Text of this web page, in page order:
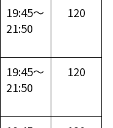
19:45～
21:50
120
19:45～
21:50
120